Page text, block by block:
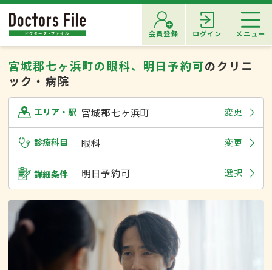
会員登録 ログイン メニュー
宮城郡七ヶ浜町の眼科、明日予約可のクリニ
ック・病院
エリア・駅 宮城郡七ヶ浜町 変更
診療科目 眼科 変更
詳細条件 明日予約可 選択